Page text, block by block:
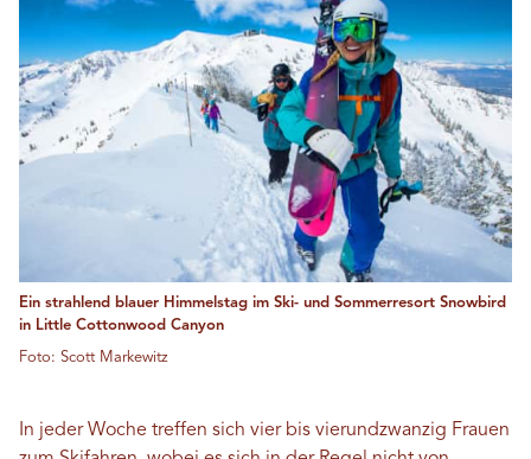
Ein strahlend blauer Himmelstag im Ski- und Sommerresort Snowbird
in Little Cottonwood Canyon
Foto: Scott Markewitz
In jeder Woche treffen sich vier bis vierundzwanzig Frauen